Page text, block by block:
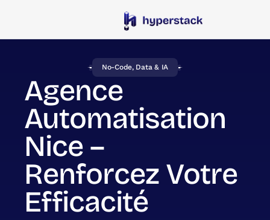
No-Code, Data & IA
Agence
Automatisation
Nice –
Renforcez Votre
Efficacité